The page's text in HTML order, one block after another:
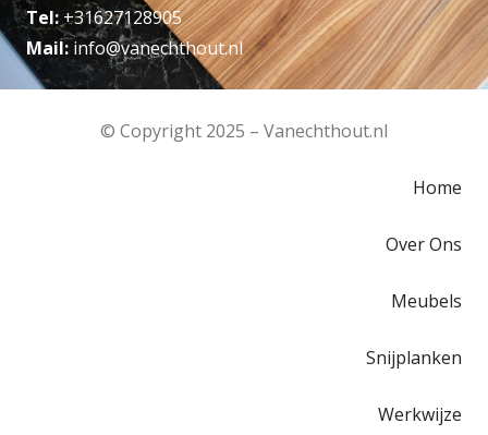
Tel:+31627128905
Mail: info@vanechthout.nl
© Copyright 2025 – Vanechthout.nl
Home
Over Ons
Meubels
Snijplanken
Werkwijze